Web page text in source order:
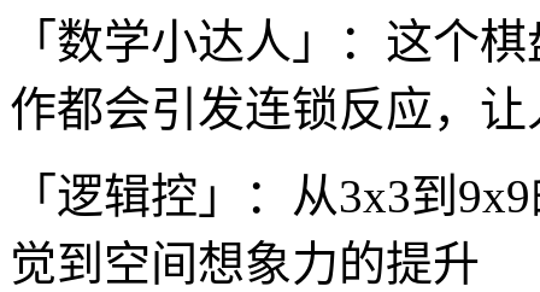
「数学小达人」：这个
作都会引发连锁反应，
「逻辑控」：从3x3到
觉到空间想象力的提升